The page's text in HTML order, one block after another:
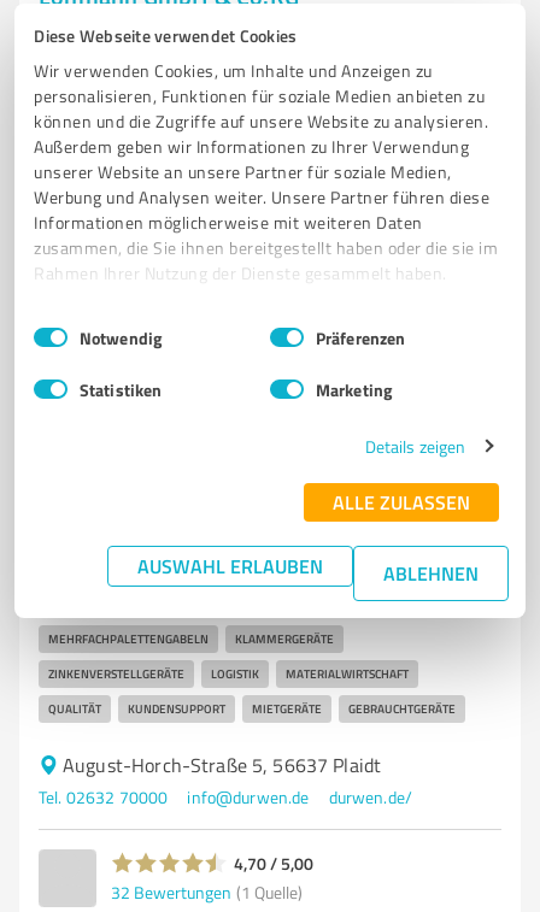
Diese Webseite verwendet Cookies
Wir verwenden Cookies, um Inhalte und Anzeigen zu
personalisieren, Funktionen für soziale Medien anbieten zu
können und die Zugriffe auf unsere Website zu analysieren.
Außerdem geben wir Informationen zu Ihrer Verwendung
unserer Website an unsere Partner für soziale Medien,
Werbung und Analysen weiter. Unsere Partner führen diese
Informationen möglicherweise mit weiteren Daten
zusammen, die Sie ihnen bereitgestellt haben oder die sie im
Rahmen Ihrer Nutzung der Dienste gesammelt haben.
Impressum Datenschutzbestimmungen
Einwilligungsauswahl
Notwendig Präferenzen
Statistiken Marketing
Details zeigen
ALLE ZULASSEN
AUSWAHL ERLAUBEN ABLEHNEN
Lohmann GmbH & Co.KG – Innovative Klebelösungen
für Industrie und Automotive
KLEBEBÄNDER ADHESIVE BONDING AUTOMOTIVE KLEBELÖSUNGEN
MEDIZINTECHNIK KLEBSTOFFE MULTIFUNKTIONALE KLEBEBÄNDER
Irlicher Str. 55, 56567 Neuwied
Tel. 02631 340
info@lohmann-tapes.com
lohmann-tapes.com/home
71 Bewertungen (1 Quelle)
Durwen Maschinenbau GmbH
Durwen Maschinenbau GmbH
MEHRFACHPALETTENGABELN KLAMMERGERÄTE
ZINKENVERSTELLGERÄTE LOGISTIK MATERIALWIRTSCHAFT
QUALITÄT KUNDENSUPPORT MIETGERÄTE GEBRAUCHTGERÄTE
August-Horch-Straße 5, 56637 Plaidt
Tel. 02632 70000 info@durwen.de durwen.de/
4,70 / 5,00
32 Bewertungen (1 Quelle)